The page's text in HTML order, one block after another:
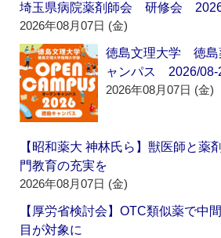
埼玉県病院薬剤師会 研修会
2026年08月07日 (金)
徳島文理大学 徳
ャンパス 2026/08-
2026年08月07日 (金)
【昭和薬大 神林氏ら】獣医師と薬
門教育の充実を
2026年08月07日 (金)
【厚労省検討会】OTC類似薬で中
目が対象に